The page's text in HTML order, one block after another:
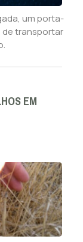
um porta-
de transportar
EM